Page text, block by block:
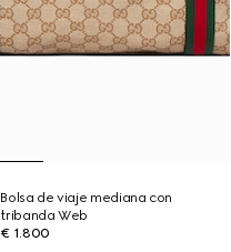
Bolsa de viaje mediana con
tribanda Web
€ 1.800